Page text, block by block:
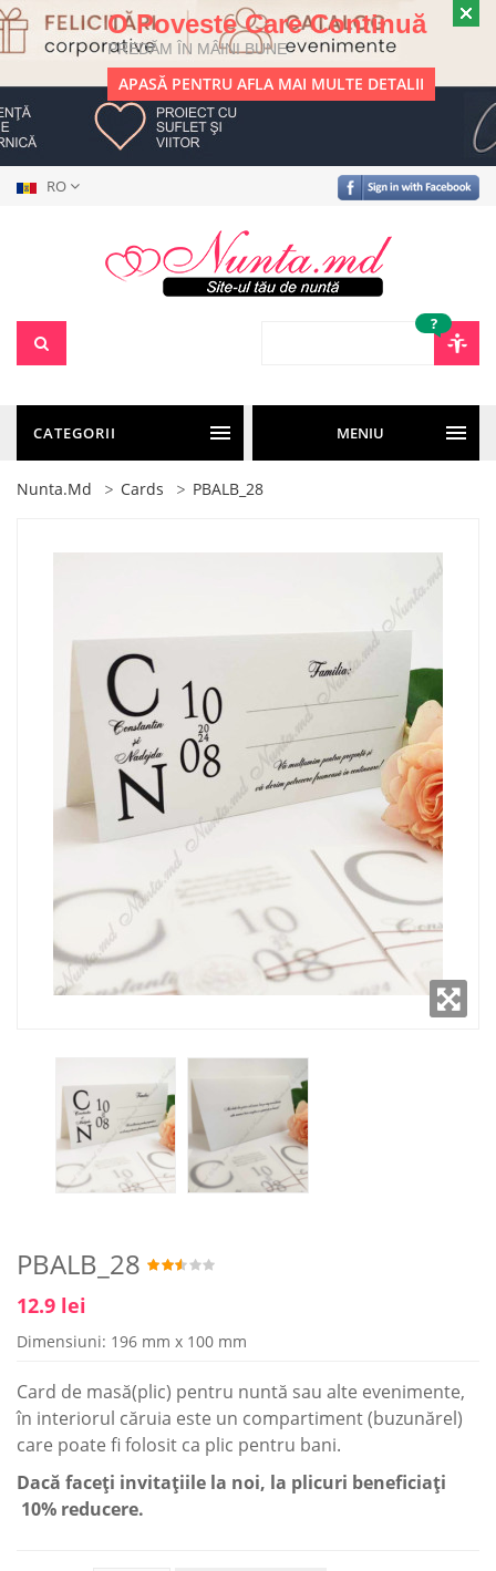
O Poveste Care Continuă
PREDĂM ÎN MÂINI BUNE
APASĂ PENTRU AFLA MAI MULTE DETALII
RO
?
CATEGORII MENIU
Nunta.md Cards PBALB_28
PBALB_28
12.9 lei
Dimensiuni: 196 mm x 100 mm
Card de masă(plic) pentru nuntă sau alte evenimente,
în interiorul căruia este un compartiment (buzunărel)
care poate fi folosit ca plic pentru bani.
Dacă faceţi invitaţiile la noi, la plicuri beneficiaţi
10% reducere.